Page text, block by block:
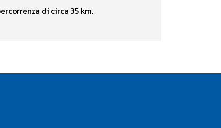
di circa 35 km.